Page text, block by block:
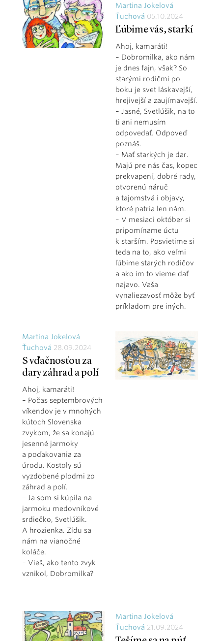
Martina Jokelová
Ťuchová 05.10.2024
Ľúbime vás, starkí
Ahoj, kamaráti!
– Dobromilka, ako nám
je dnes fajn, však? So
starými rodičmi po
boku je svet láskavejší,
hrejivejší a zaujímavejší.
– Jasné, Svetlúšik, na to
ti ani nemusím
odpovedať. Odpoveď
poznáš.
– Mať starkých je dar.
Majú pre nás čas, kopec
prekvapení, dobré rady,
otvorenú náruč
a tajomstvá i objavy,
ktoré patria len nám.
– V mesiaci október si
pripomíname úctu
k starším. Posvietime si
teda na to, ako veľmi
ľúbime starých rodičov
a ako im to vieme dať
najavo. Vaša
vynaliezavosť môže byť
príkladom pre iných.
Martina Jokelová
Ťuchová 28.09.2024
S vďačnosťou za
dary záhrad a polí
Ahoj, kamaráti!
– Počas septembrových
víkendov je v mnohých
kútoch Slovenska
zvykom, že sa konajú
jesenné jarmoky
a poďakovania za
úrodu. Kostoly sú
vyzdobené plodmi zo
záhrad a polí.
– Ja som si kúpila na
jarmoku medovníkové
srdiečko, Svetlúšik.
A hrozienka. Zídu sa
nám na vianočné
koláče.
– Vieš, ako tento zvyk
vznikol, Dobromilka?
Martina Jokelová
Ťuchová 21.09.2024